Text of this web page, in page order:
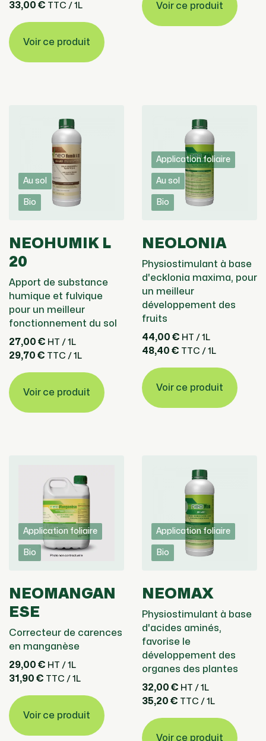
33,00 € TTC / 1L
Voir ce produit
Voir ce produit
Au sol
Bio
NEOHUMIK L
20
Apport de substance
humique et fulvique
pour un meilleur
fonctionnement du sol
27,00 € HT / 1L
29,70 € TTC / 1L
Voir ce produit
Application foliaire
Au sol
Bio
NEOLONIA
Physiostimulant à base
d'ecklonia maxima, pour
un meilleur
développement des
fruits
44,00 € HT / 1L
48,40 € TTC / 1L
Voir ce produit
Application foliaire
Bio
NEOMANGAN
ESE
Correcteur de carences
en manganèse
29,00 € HT / 1L
31,90 € TTC / 1L
Voir ce produit
Application foliaire
Bio
NEOMAX
Physiostimulant à base
d'acides aminés,
favorise le
développement des
organes des plantes
32,00 € HT / 1L
35,20 € TTC / 1L
Voir ce produit